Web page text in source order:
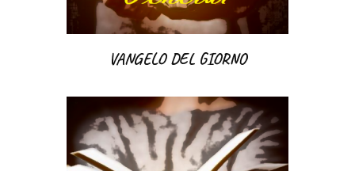
VANGELO DEL GIORNO